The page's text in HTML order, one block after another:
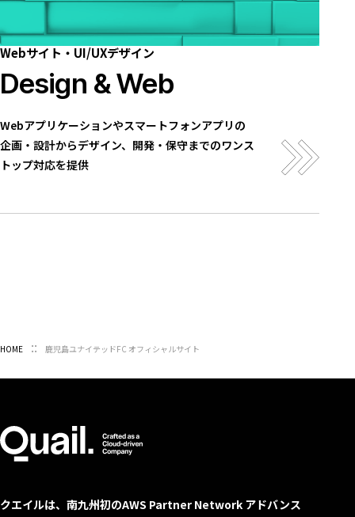
Webサイト・UI/UXデザイン
Design & Web
Webアプリケーションやスマートフォンアプリの
企画・設計からデザイン、開発・保守までのワンス
トップ対応を提供
HOME 鹿児島ユナイテッドFC オフィシャルサイト
クエイルは、南九州初のAWS Partner Network アドバンス